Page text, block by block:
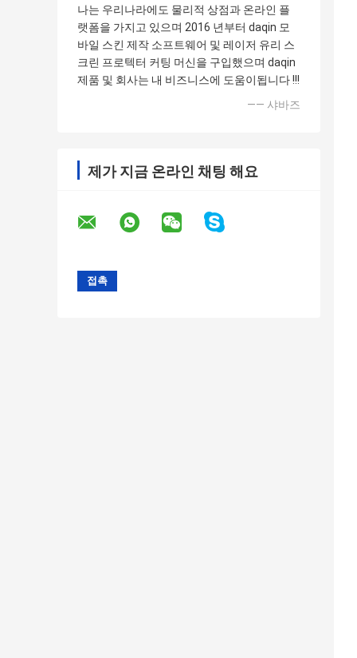
나는 우리나라에도 물리적 상점과 온라인 플
랫폼을 가지고 있으며 2016 년부터 daqin 모
바일 스킨 제작 소프트웨어 및 레이저 유리 스
크린 프로텍터 커팅 머신을 구입했으며 daqin
제품 및 회사는 내 비즈니스에 도움이됩니다 !!!
—— 샤바즈
제가 지금 온라인 채팅 해요